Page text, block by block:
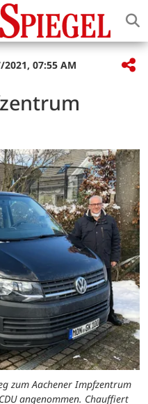
07:55 AM
zum Aachener Impfzentrum
angenommen. Chauffiert